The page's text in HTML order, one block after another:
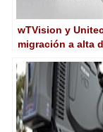
wTVision y
migración a alta